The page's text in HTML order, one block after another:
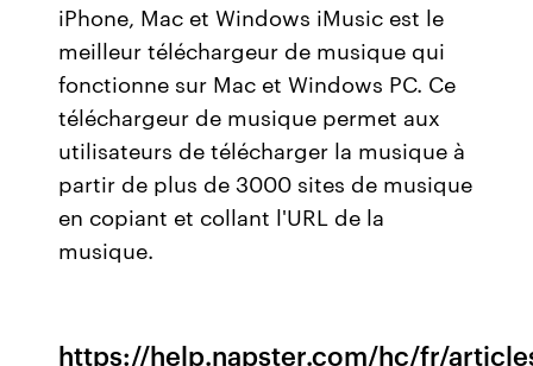
iPhone, Mac et Windows iMusic est le
meilleur téléchargeur de musique qui
fonctionne sur Mac et Windows PC. Ce
téléchargeur de musique permet aux
utilisateurs de télécharger la musique à
partir de plus de 3000 sites de musique
en copiant et collant l'URL de la
musique.
https://help.napster.com/hc/fr/